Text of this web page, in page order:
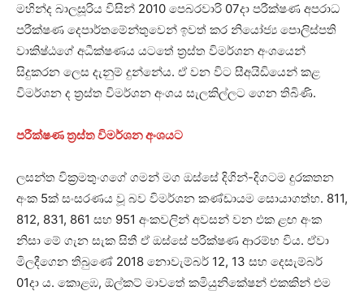
මහින්ද බාලසූරිය විසින් 2010 පෙබරවාරි 07දා පරීක්ෂණ අපරාධ
පරීක්ෂණ දෙපාර්තමේන්තුවෙන් ඉවත් කර නියෝජ්‍ය පොලිස්පති
වාකිෂ්ඨගේ අධීක්ෂණය යටතේ ත්‍රස්ත විමර්ශන අංශයෙන්
සිදුකරන ලෙස දැනුම් දුන්නේය. ඒ වන විට සීඅයිඩියෙන් කළ
විමර්ශන ද ත්‍රස්ත විමර්ශන අංශය සැලකිල්ලට ගෙන තිබිණි.
පරීක්ෂණ ත්‍රස්ත විමර්ශන අංශයට
ලසන්ත වික්‍රමතුංගගේ ගමන් මග ඔස්සේ දිගින්-දිගටම දුරකතන
අංක 5ක් සංසරණය වූ බව විමර්ශන කණ්ඩායම සොයාගත්හ. 811,
812, 831, 861 සහ 951 අංකවලින් අවසන් වන එක ළඟ අංක
නිසා මේ ගැන සැක සිතී ඒ ඔස්සේ පරීක්ෂණ ආරම්භ විය. ඒවා
මිලදීගෙන තිබුණේ 2018 නොවැම්බර් 12, 13 සහ දෙසැම්බර්
01දා ය. කොළඹ, ඕල්කට් මාවතේ කමියුනිකේෂන් එකකින් එම